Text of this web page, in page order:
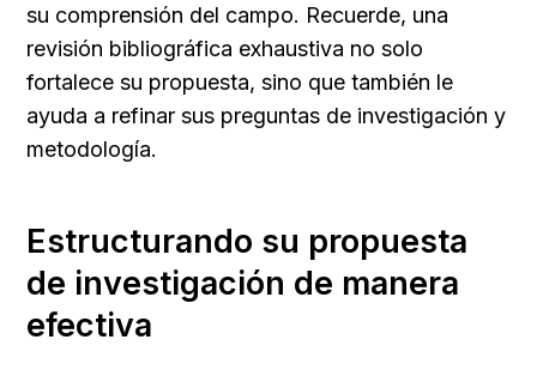
su comprensión del campo. Recuerde, una
revisión bibliográfica exhaustiva no solo
fortalece su propuesta, sino que también le
ayuda a refinar sus preguntas de investigación y
metodología.
Estructurando su propuesta
de investigación de manera
efectiva